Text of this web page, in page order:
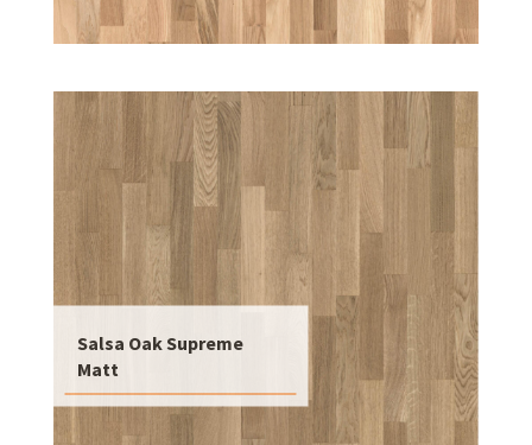
Salsa Oak Supreme
Matt